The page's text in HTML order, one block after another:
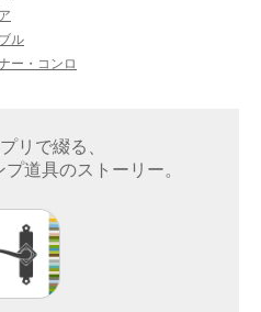
ル
ー・コンロ
リで綴る、
道具のストーリー。